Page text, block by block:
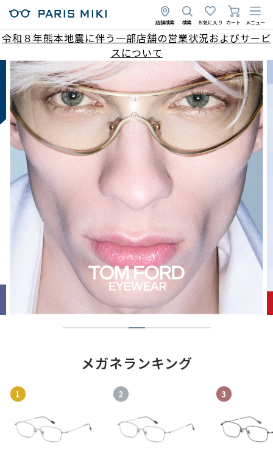
店舗検索 検索 お気に入り カート メニュー
令和８年熊本地震に伴う一部店舗の営業状況およびサービ
スについて
メガネランキング
1 2 3